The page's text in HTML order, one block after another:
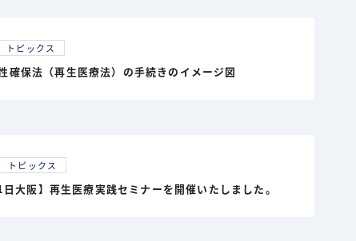
トピックス
確保法（再生医療法）の手続きのイメージ図
トピックス
大阪】再生医療実践セミナーを開催いたしました。